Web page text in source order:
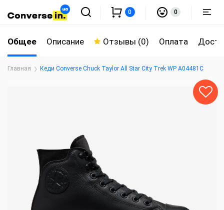
0 0
Главная Кеди Converse Chuck Taylor All Star City Trek WP A04481C
Общее Описание Отзывы (0) Оплата